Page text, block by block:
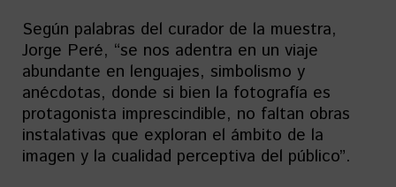
Según palabras del curador de la muestra,
Jorge Peré, “se nos adentra en un viaje
abundante en lenguajes, simbolismo y
anécdotas, donde si bien la fotografía es
protagonista imprescindible, no faltan obras
instalativas que exploran el ámbito de la
imagen y la cualidad perceptiva del público”.